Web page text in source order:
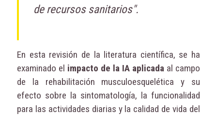
de recursos sanitarios".
En esta revisión de la literatura científica, se ha
examinado el impacto de la IA aplicada al campo
de la rehabilitación musculoesquelética y su
efecto sobre la sintomatología, la funcionalidad
para las actividades diarias y la calidad de vida del